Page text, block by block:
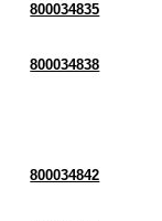
800034835
800034838
800034842